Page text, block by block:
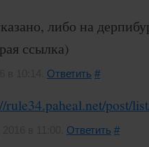
либо на
ссылка)
Ответить #
rule34.paheal.net/post/
Ответить #